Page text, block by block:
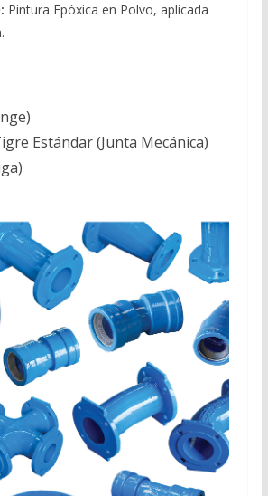
Pintura Epóxica en Polvo, aplicada
Estándar (Junta Mecánica)